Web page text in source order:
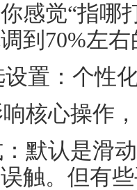
感觉“指哪
到70%左
设置：个性
核心操作
默认是滑
触。但有